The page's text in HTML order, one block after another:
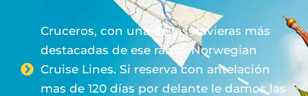
Cruceros, con una de las navieras más
destacadas de ese ramo. Norwegian
Cruise Lines. Si reserva con antelación
mas de 120 días por delante le damos las